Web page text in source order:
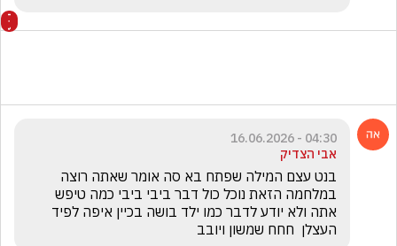
04:30 - 16.06.2026
אבי הצדיק
העצלן  חחח שמשון ויובב